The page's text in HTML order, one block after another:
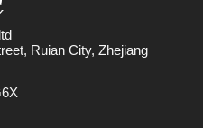
Ruian City, Zhejiang